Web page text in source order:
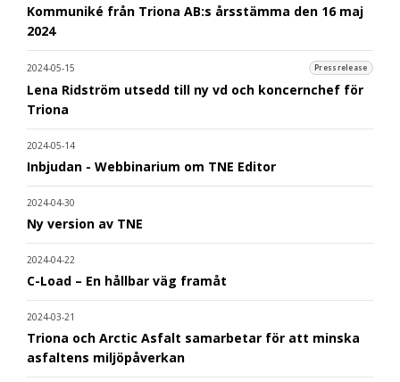
Kommuniké från Triona AB:s årsstämma den 16 maj
2024
2024-05-15 Pressrelease
Lena Ridström utsedd till ny vd och koncernchef för
Triona
2024-05-14
Inbjudan - Webbinarium om TNE Editor
2024-04-30
Ny version av TNE
2024-04-22
C-Load – En hållbar väg framåt
2024-03-21
Triona och Arctic Asfalt samarbetar för att minska
asfaltens miljöpåverkan